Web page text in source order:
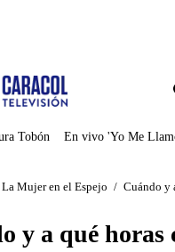
Tobón En vivo 'Yo Me
La Mujer en el Espejo / Cuándo y
y a qué horas